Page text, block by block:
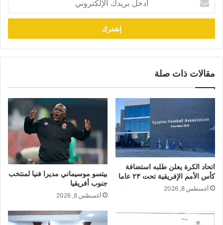
بريدك
الإلكتروني
مقالات ذات صلة
اتحاد الكرة يعلن طلبه استضافة
كأس الأمم الإفريقية تحت ٢٣ عاما
أغسطس 8, 2026
بيتسو موسيماني مديرا فنيا لمنتخب
جنوب أفريقيا
أغسطس 8, 2026